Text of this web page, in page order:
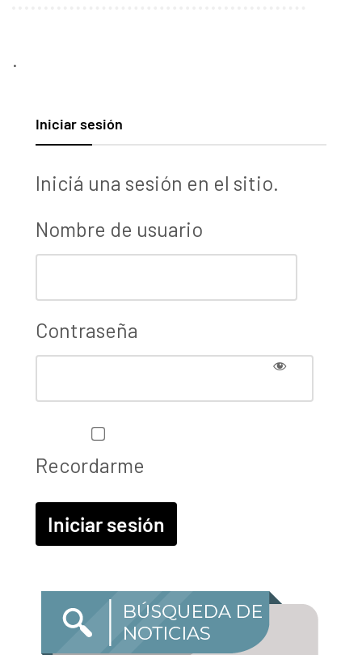
.
Iniciar sesión
Iniciá una sesión en el sitio.
Nombre de usuario
Contraseña
Recordarme